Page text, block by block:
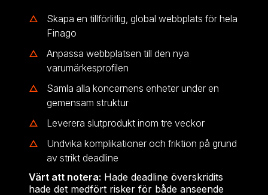
Skapa en tillförlitlig, global webbplats för hela
Finago
Anpassa webbplatsen till den nya
varumärkesprofilen
Samla alla koncernens enheter under en
gemensam struktur
Leverera slutprodukt inom tre veckor
Undvika komplikationer och friktion på grund
av strikt deadline
Värt att notera: Hade deadline överskridits
hade det medfört risker för både anseende